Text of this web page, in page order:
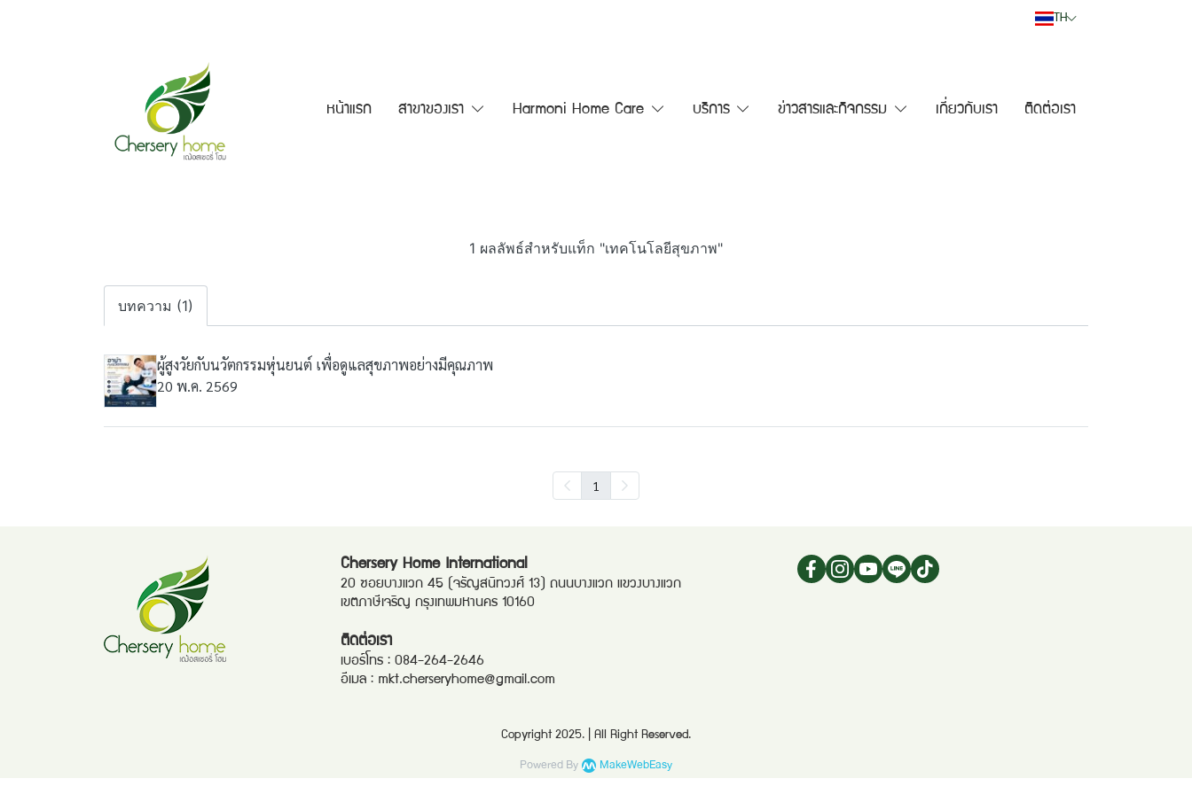
TH
หน้าแรก สาขาของเรา Harmoni Home Care บริการ ข่าวสารและกิจกรรม เกี่ยวกับเรา ติดต่อเรา
1 ผลลัพธ์สำหรับแท็ก "เทคโนโลยีสุขภาพ"
บทความ (1)
ผู้สูงวัยกับนวัตกรรมหุ่นยนต์ เพื่อดูแลสุขภาพอย่างมีคุณภาพ
20 พ.ค. 2569
1
Chersery Home International
20 ซอยบางแวก 45 (จรัญสนิทวงศ์ 13) ถนนบางแวก แขวงบางแวก
เขตภาษีเจริญ กรุงเทพมหานคร 10160
ติดต่อเรา
เบอร์โทร : 084-264-2646
อีเมล : mkt.cherseryhome@gmail.com
Copyright 2025. | All Right Reserved.
Powered By MakeWebEasy